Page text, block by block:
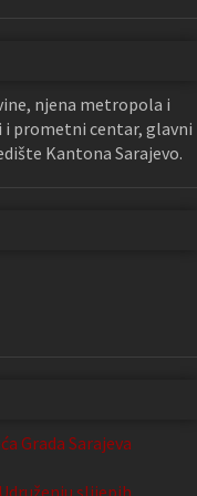
njena metropola i
i prometni centar, glavni
Kantona Sarajevo.
Grada Sarajeva